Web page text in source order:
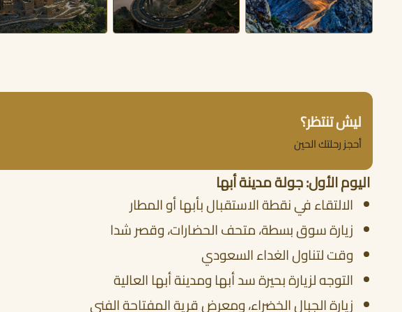
ليش تنتظر؟
أحجز رحلتك الحين
اليوم الأول: جولة مدينة أبها
الالتقاء في نقطة الاستقبال بأبها أو المطار
زيارة سوق بسطة، متحف الحضارات، وقصر شدا
وقت لتناول الغداء السعودي
التوجه لزيارة بحيرة سد أبها ومدينة أبها العالية
زيارة الجبال الخضراء، ومعرض قرية المفتاحة الفني